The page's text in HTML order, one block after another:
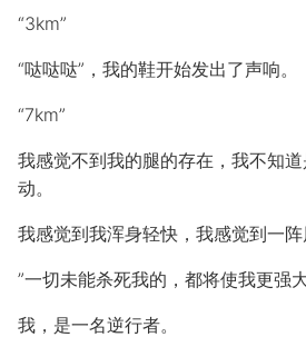
“3km”
“哒哒哒”，我的鞋开始发出了声响。
“7km”
我感觉不到我的腿的存在，我不知
动。
我感觉到我浑身轻快，我感觉到一阵
”一切未能杀死我的，都将使我更强
我，是一名逆行者。